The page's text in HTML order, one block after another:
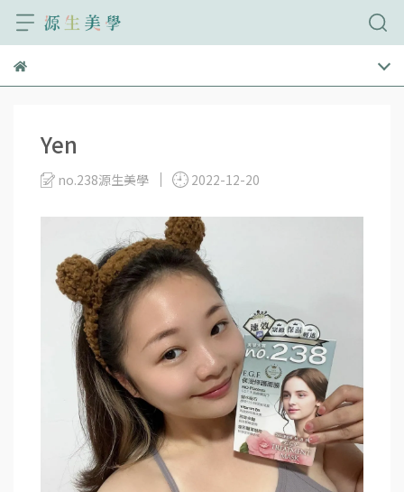
Yen
no.238源生美學 2022-12-20